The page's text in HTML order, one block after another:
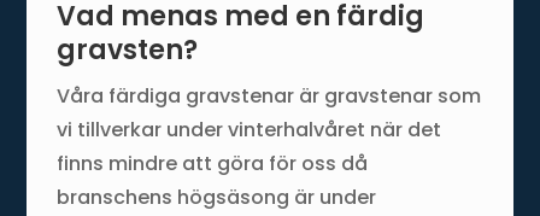
Vad menas med en färdig
gravsten?
Våra färdiga gravstenar är gravstenar som
vi tillverkar under vinterhalvåret när det
finns mindre att göra för oss då
branschens högsäsong är under